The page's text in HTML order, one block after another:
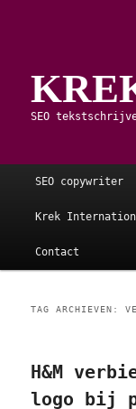
primaire
inhoud
secundaire
inhoud
SEO
Hoofdmenu
SEO copywriter
Krek
Contact
TAG ARCHIEVEN:
H&M
logo bij